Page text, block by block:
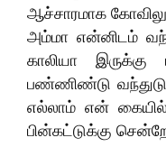
ஆச்சாரமாக
அம்மா என்னிடம்
காலியா இருக்கு
பண்ணிண்டு
எல்லாம் என்
பின்கட்டுக்கு